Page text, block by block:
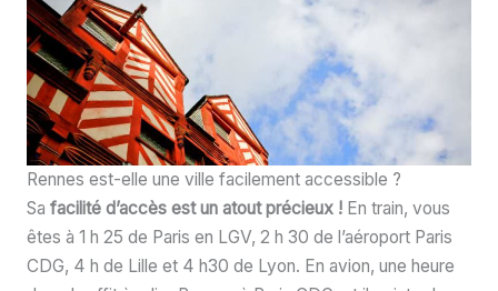
Rennes est-elle une ville facilement accessible ?
Sa facilité d’accès est un atout précieux !En train, vous
êtes à 1 h 25 de Paris en LGV, 2 h 30 de l’aéroport Paris
CDG, 4 h de Lille et 4 h30 de Lyon. En avion, une heure